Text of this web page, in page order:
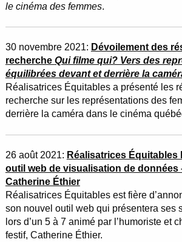
le cinéma des femmes.
30 novembre 2021: Dévoilement des
recherche Qui filme qui? Vers des
équilibrées devant et derrière la
Réalisatrices Équitables a présenté les
recherche sur les représentations des
derrière la caméra dans le cinéma
26 août 2021: Réalisatrices Équitables
outil web de visualisation de données
Catherine Éthier
Réalisatrices Équitables est fière
son nouvel outil web qui présentera ses
lors d’un 5 à 7 animé par l’humoriste et
festif, Catherine Éthier.